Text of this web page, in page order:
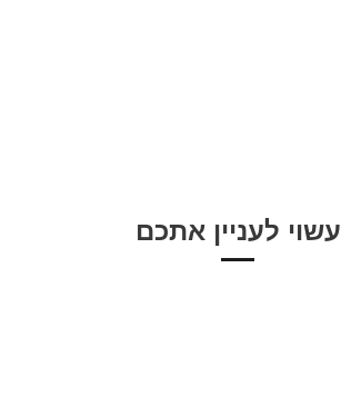
עשוי לעניין אתכם